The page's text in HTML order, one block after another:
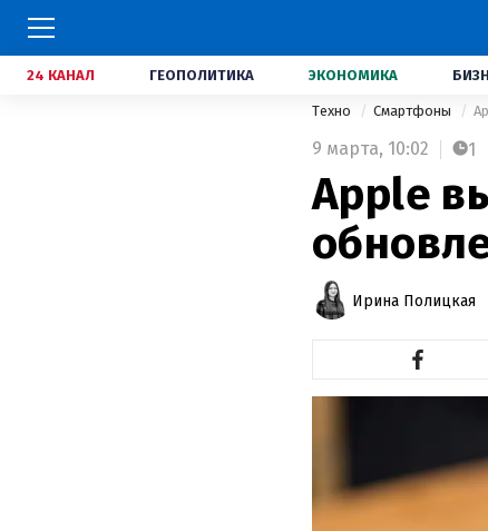
24 КАНАЛ ГЕОПОЛИТИКА ЭКОНОМИКА
Техно Смартфоны
9 марта, 10:02 1
Apple
Ирина Полицкая